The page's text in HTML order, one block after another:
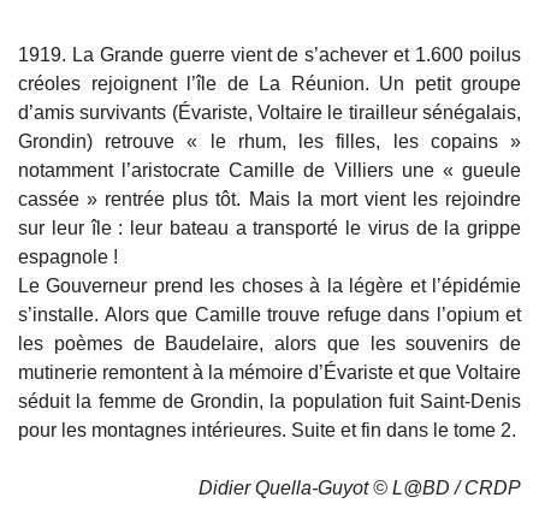
1919. La Grande guerre vient de s’achever et 1.600 poilus
créoles rejoignent l’île de La Réunion. Un petit groupe
d’amis survivants (Évariste, Voltaire le tirailleur sénégalais,
Grondin) retrouve « le rhum, les filles, les copains »
notamment l’aristocrate Camille de Villiers une « gueule
cassée » rentrée plus tôt. Mais la mort vient les rejoindre
sur leur île : leur bateau a transporté le virus de la grippe
espagnole !
Le Gouverneur prend les choses à la légère et l’épidémie
s’installe. Alors que Camille trouve refuge dans l’opium et
les poèmes de Baudelaire, alors que les souvenirs de
mutinerie remontent à la mémoire d’Évariste et que Voltaire
séduit la femme de Grondin, la population fuit Saint-Denis
pour les montagnes intérieures. Suite et fin dans le tome 2.
Didier Quella-Guyot © L@BD / CRDP